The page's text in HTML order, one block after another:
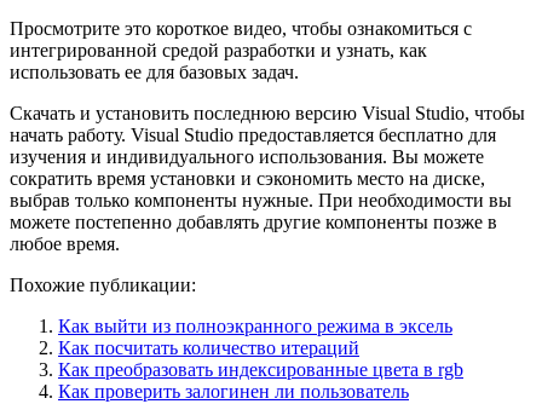
Просмотрите это короткое видео, чтобы ознакомиться с
интегрированной средой разработки и узнать, как
использовать ее для базовых задач.
Скачать и установить последнюю версию Visual Studio, чтобы
начать работу. Visual Studio предоставляется бесплатно для
изучения и индивидуального использования. Вы можете
сократить время установки и сэкономить место на диске,
выбрав только компоненты нужные. При необходимости вы
можете постепенно добавлять другие компоненты позже в
любое время.
Похожие публикации:
Как выйти из полноэкранного режима в эксель
Как посчитать количество итераций
Как преобразовать индексированные цвета в rgb
Как проверить залогинен ли пользователь